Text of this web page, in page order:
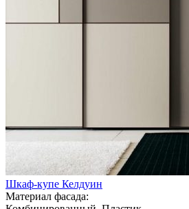
Шкаф-купе Келдуин
Материал фасада: